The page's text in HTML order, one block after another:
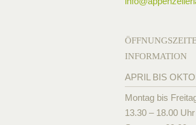
INFORMATION
APRIL BIS
Montag bis
13.30 – 18.00 Uhr